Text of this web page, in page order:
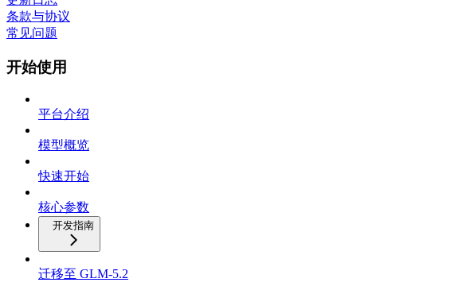
条款与协议
常见问题
开始使用
平台介绍
模型概览
快速开始
核心参数
开发指南
迁移至 GLM-5.2